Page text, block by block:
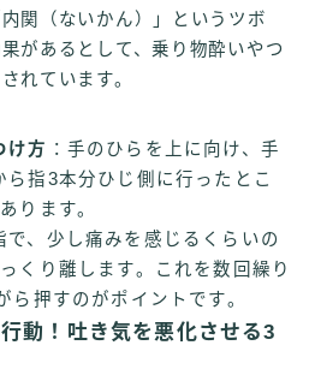
関（ないかん）」というツボ
があるとして、乗り物酔いやつ
れています。
け方 ：手のひらを上に向け、手
指3本分ひじ側に行ったとこ
ります。
で、少し痛みを感じるくらいの
くり離します。これを数回繰り
ら押すのがポイントです。
動！吐き気を悪化させる3